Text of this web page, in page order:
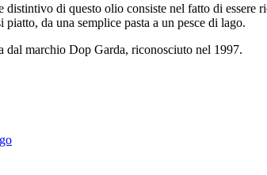
distintivo di questo olio consiste nel fatto di
piatto, da una semplice pasta a un pesce di lago.
dal marchio Dop Garda, riconosciuto nel 1997.